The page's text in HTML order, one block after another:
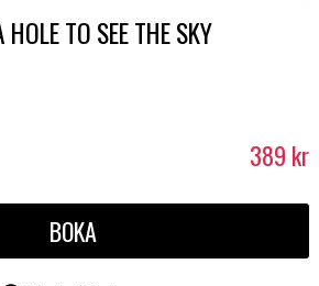
TO SEE THE SKY
389 kr
BOKA